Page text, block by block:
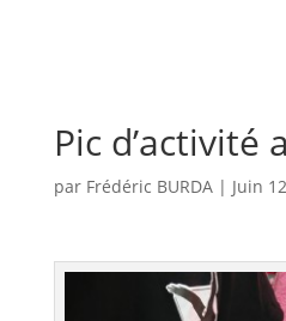
Pic d’activité
par Frédéric BURDA| Juin